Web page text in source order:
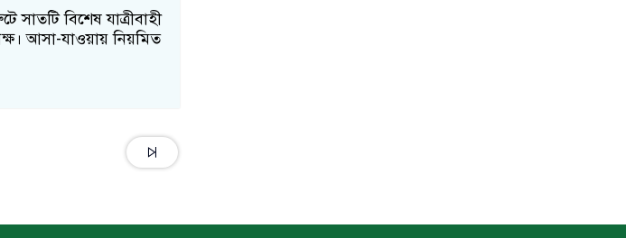
সাতটি বিশেষ যাত্রীবাহী
আসা-যাওয়ায় নিয়মিত